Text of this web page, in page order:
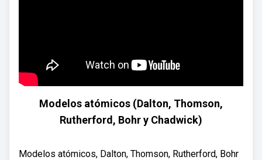
Modelos atómicos (Dalton, Thomson,
Rutherford, Bohr y Chadwick)
Modelos atómicos, Dalton, Thomson, Rutherford, Bohr